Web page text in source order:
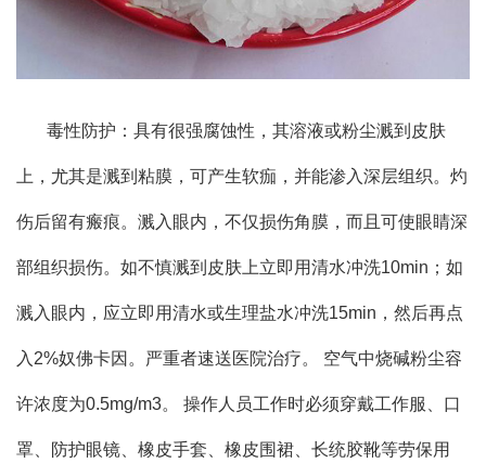
毒性防护：具有很强腐蚀性，其溶液或粉尘溅到皮肤
上，尤其是溅到粘膜，可产生软痂，并能渗入深层组织。灼
伤后留有瘢痕。溅入眼内，不仅损伤角膜，而且可使眼睛深
部组织损伤。如不慎溅到皮肤上立即用清水冲洗10min；如
溅入眼内，应立即用清水或生理盐水冲洗15min，然后再点
入2%奴佛卡因。严重者速送医院治疗。 空气中烧碱粉尘容
许浓度为0.5mg/m3。 操作人员工作时必须穿戴工作服、口
罩、防护眼镜、橡皮手套、橡皮围裙、长统胶靴等劳保用